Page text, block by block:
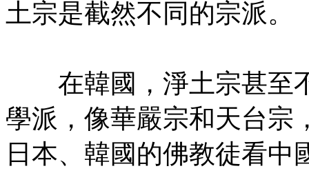
土宗是截然不同的宗派。
在韓國，淨土宗甚至
學派，像華嚴宗和天台宗
日本、韓國的佛教徒看